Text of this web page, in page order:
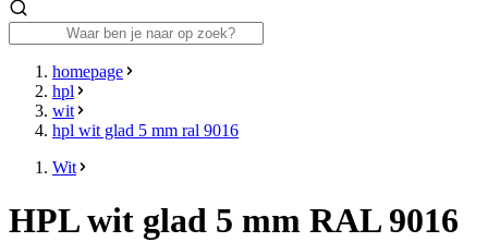
homepage
hpl
wit
hpl wit glad 5 mm ral 9016
Wit
HPL wit glad 5 mm RAL 9016